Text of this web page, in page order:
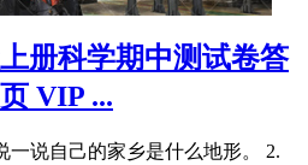
册科学期中测试卷答
VIP ...
一说自己的家乡是什么地形。 2.